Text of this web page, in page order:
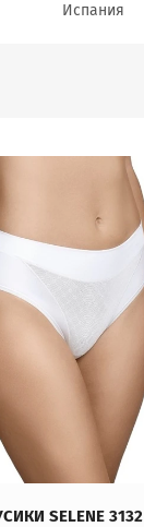
Испания
SELENE 3132